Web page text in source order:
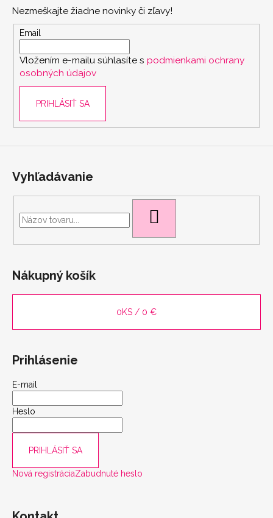
Nezmeškajte žiadne novinky či zľavy!
Email
Vložením e-mailu súhlasíte s podmienkami ochrany
osobných údajov
PRIHLÁSIŤ SA
Vyhľadávanie
Nákupný košík
0KS / 0 €
Prihlásenie
E-mail
Heslo
PRIHLÁSIŤ SA
Nová registráciaZabudnuté heslo